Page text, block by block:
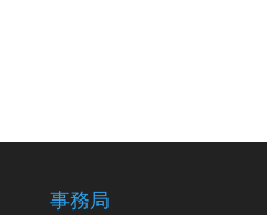
事務局